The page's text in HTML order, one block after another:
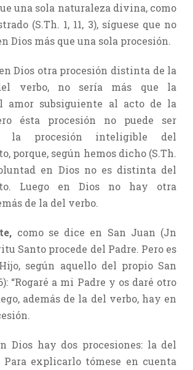
una sola naturaleza divina, como
(S.Th. 1, 11, 3), síguese que no
Dios más que una sola procesión.
Dios otra procesión distinta de la
verbo, no sería más que la
amor subsiguiente al acto de la
ésta procesión no puede ser
la procesión inteligible del
porque, según hemos dicho (S.Th.
en Dios no es distinta del
Luego en Dios no hay otra
de la del verbo.
como se dice en San Juan (Jn
Santo procede del Padre. Pero es
según aquello del propio San
“Rogaré a mi Padre y os daré otro
además de la del verbo, hay en
Dios hay dos procesiones: la del
explicarlo tómese en cuenta